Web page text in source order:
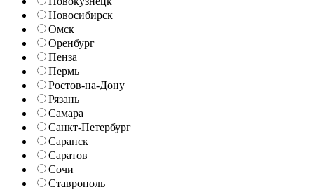
Новосибирск
Омск
Оренбург
Пенза
Пермь
Ростов-на-Дону
Рязань
Самара
Санкт-Петербург
Саранск
Саратов
Сочи
Ставрополь